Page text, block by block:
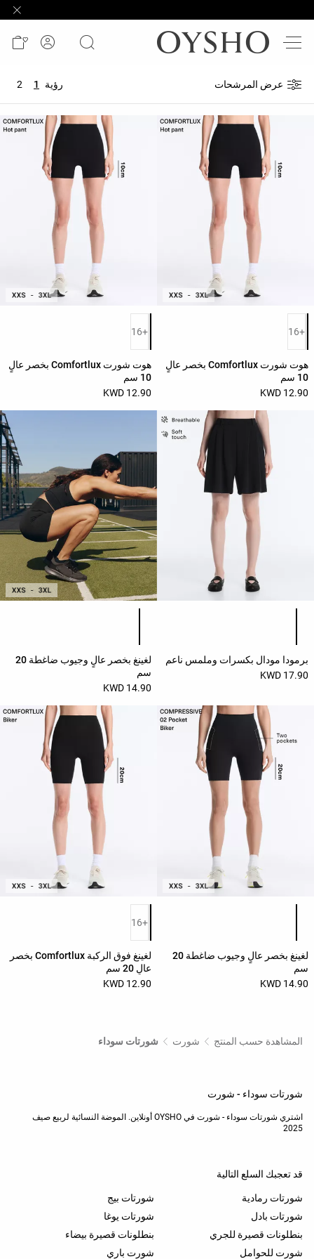
حديثًا
shorts
المشاهدة
المشاهدة
المشاهدة
الجودة
Oysho
Community
افتتاحية
مساعدة
عرض المرشحات رؤية 1
2
قائمة ألوان المنتج
+16
هوت شورت Comfortlux بخصر عالٍ
10 سم
12.90 KWD
قائمة ألوان المنتج
+16
هوت شورت Comfortlux بخصر عالٍ
10 سم
12.90 KWD
برمودا مودال بكسرات وملمس ناعم
17.90 KWD
لغينغ بخصر عالٍ وجيوب ضاغطة 20
سم
14.90 KWD
قائمة ألوان المنتج
لغينغ بخصر عالٍ وجيوب ضاغطة 20
سم
14.90 KWD
قائمة ألوان المنتج
+16
لغينغ فوق الركبة Comfortlux بخصر
عالٍ 20 سم
12.90 KWD
المشاهدة حسب المنتج شورت شورتات سوداء
شورتات سوداء - شورت
اشتري شورتات سوداء - شورت في OYSHO أونلاين. الموضة النسائية لربيع صيف
2025
قد تعجبك السلع التالية
شورتات رمادية
شورتات بيج
شورتات بادل
شورتات يوغا
بنطلونات قصيرة للجري
بنطلونات قصيرة بيضاء
شورت للحوامل
شورت باري